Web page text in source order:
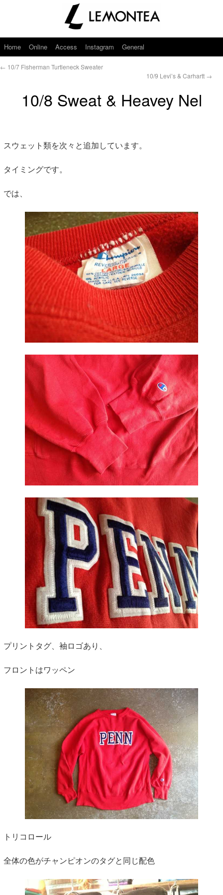
Home Online Access Instagram General
← 10/7 Fisherman Turtleneck Sweater
10/9 Levi’s & Carhartt →
10/8 Sweat & Heavey Nel
スウェット類を次々と追加しています。
タイミングです。
では、
プリントタグ、袖ロゴあり、
フロントはワッペン
トリコロール
全体の色がチャンピオンのタグと同じ配色